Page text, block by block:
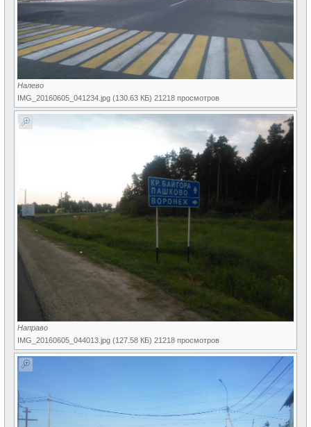
Налево
IMG_20160605_041234.jpg (130.63 КБ) 21218 просмотров
Направо
IMG_20160605_044013.jpg (127.58 КБ) 21218 просмотров